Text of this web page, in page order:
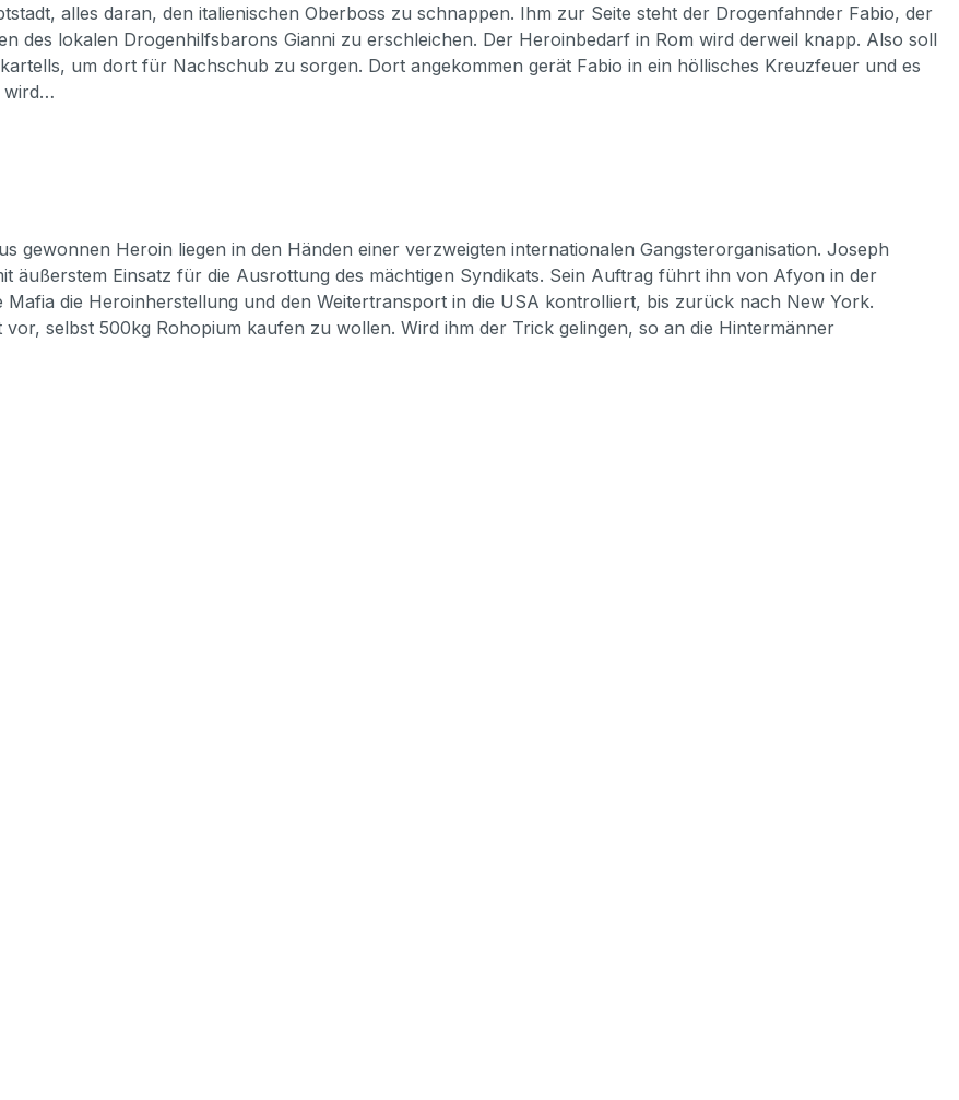
alles daran, den italienischen Oberboss zu schnappen. Ihm zur Seite steht der Drogenfahnder Fabio, der
des lokalen Drogenhilfsbarons Gianni zu erschleichen. Der Heroinbedarf in Rom wird derweil knapp. Also soll
um dort für Nachschub zu sorgen. Dort angekommen gerät Fabio in ein höllisches Kreuzfeuer und es
wird…
gewonnen Heroin liegen in den Händen einer verzweigten internationalen Gangsterorganisation. Joseph
äußerstem Einsatz für die Ausrottung des mächtigen Syndikats. Sein Auftrag führt ihn von Afyon in der
die Heroinherstellung und den Weitertransport in die USA kontrolliert, bis zurück nach New York.
selbst 500kg Rohopium kaufen zu wollen. Wird ihm der Trick gelingen, so an die Hintermänner